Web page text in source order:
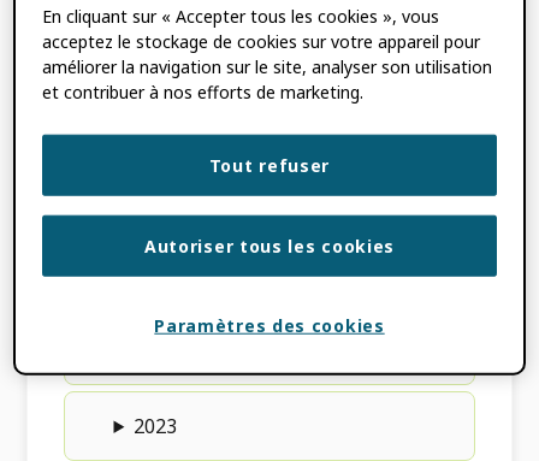
cohérente aux chercheurs lorsqu'ils
rencontrent ORCID. Êtes-vous un ORCID
Prestataire de services prêt à certifier ?
Découvrez comment ici :Programme de
certification des fournisseurs de services.
2026
2025
2023
En cliquant sur « Accepter tous les cookies », vous
acceptez le stockage de cookies sur votre appareil pour
améliorer la navigation sur le site, analyser son utilisation
et contribuer à nos efforts de marketing.
Tout refuser
Autoriser tous les cookies
Paramètres des cookies